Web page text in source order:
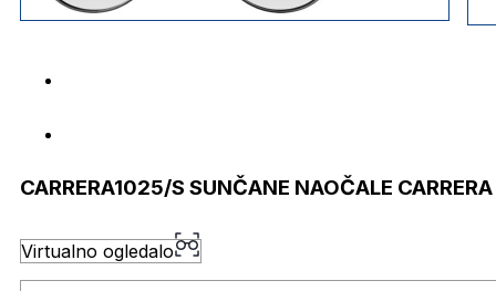
CARRERA1025/S SUNČANE NAOČALE CARRERA
Virtualno ogledalo